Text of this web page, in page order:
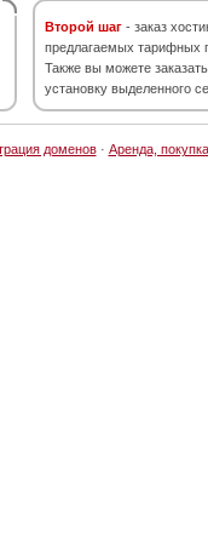
Второй шаг - заказ
предлагаемых тарифных
Также вы можете
установку выделенного
доменов· Аренда,